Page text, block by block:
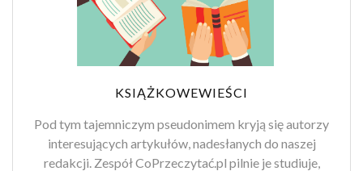
KSIĄŻKOWEWIEŚCI
Pod tym tajemniczym pseudonimem kryją się autorzy
interesujących artykułów, nadesłanych do naszej
redakcji. Zespół CoPrzeczytać.pl pilnie je studiuje,